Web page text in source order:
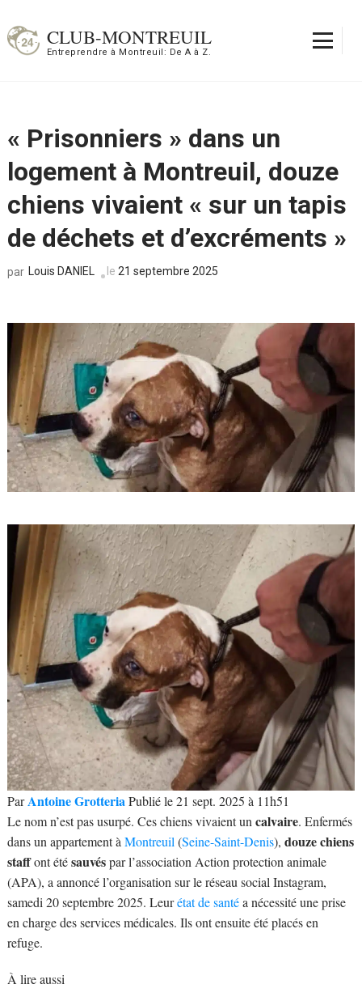
au
contenu
CLUB-MONTREUIL
Entreprendre à Montreuil: De A à Z.
« Prisonniers » dans un
logement à Montreuil, douze
chiens vivaient « sur un tapis
de déchets et d’excréments »
par Louis DANIEL le 21 septembre 2025
ParAntoine GrotteriaPublié le 21 sept. 2025 à 11h51
Le nom n’est pas usurpé. Ces chiens vivaient uncalvaire. Enfermés
dans un appartement àMontreuil(Seine-Saint-Denis), douze chiens
staffont étésauvéspar l’association Action protection animale
(APA), a annoncé l’organisation sur le réseau social Instagram,
samedi 20 septembre 2025. Leurétat de santéa nécessité une prise
en charge des services médicales. Ils ont ensuite été placés en
refuge.
À lire aussi